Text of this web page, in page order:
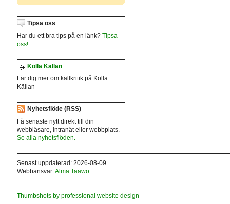
Tipsa oss
Har du ett bra tips på en länk? Tipsa
oss!
Kolla Källan
Lär dig mer om källkritik på Kolla
Källan
Nyhetsflöde (RSS)
Få senaste nytt direkt till din
webbläsare, intranät eller webbplats.
Se alla nyhetsflöden.
Senast uppdaterad: 2026-08-09
Webbansvar:Alma Taawo
Thumbshots by professional website design